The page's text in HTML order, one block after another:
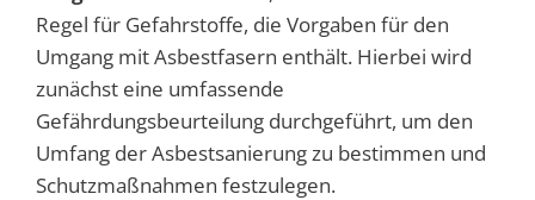
Regel für Gefahrstoffe, die Vorgaben für den
Umgang mit Asbestfasern enthält. Hierbei wird
zunächst eine umfassende
Gefährdungsbeurteilung durchgeführt, um den
Umfang der Asbestsanierung zu bestimmen und
Schutzmaßnahmen festzulegen.